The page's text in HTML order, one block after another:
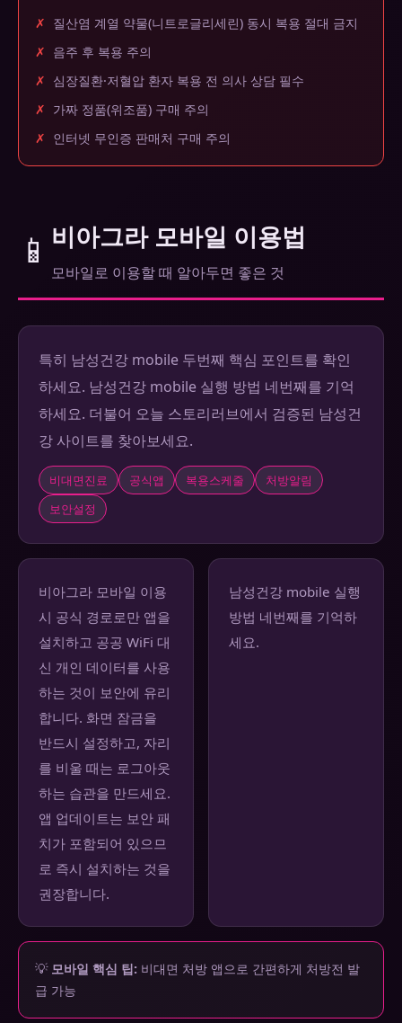
✗ 질산염 계열 약물(니트로글리세린) 동시 복용 절대 금지
✗ 음주 후 복용 주의
✗ 심장질환·저혈압 환자 복용 전 의사 상담 필수
✗ 가짜 정품(위조품) 구매 주의
✗ 인터넷 무인증 판매처 구매 주의
📱 비아그라 모바일 이용법
모바일로 이용할 때 알아두면 좋은 것
특히 남성건강 mobile 두번째 핵심 포인트를 확인
하세요. 남성건강 mobile 실행 방법 네번째를 기억
하세요. 더불어 오늘 스토리러브에서 검증된 남성건
강 사이트를 찾아보세요.
비대면진료 공식앱 복용스케줄
처방알림
보안설정
비아그라 모바일 이용
시 공식 경로로만 앱을
설치하고 공공 WiFi 대
신 개인 데이터를 사용
하는 것이 보안에 유리
합니다. 화면 잠금을
반드시 설정하고, 자리
를 비울 때는 로그아웃
하는 습관을 만드세요.
앱 업데이트는 보안 패
치가 포함되어 있으므
로 즉시 설치하는 것을
권장합니다.
남성건강 mobile 실행
방법 네번째를 기억하
세요.
💡 모바일 핵심 팁: 비대면 처방 앱으로 간편하게 처방전 발
급 가능